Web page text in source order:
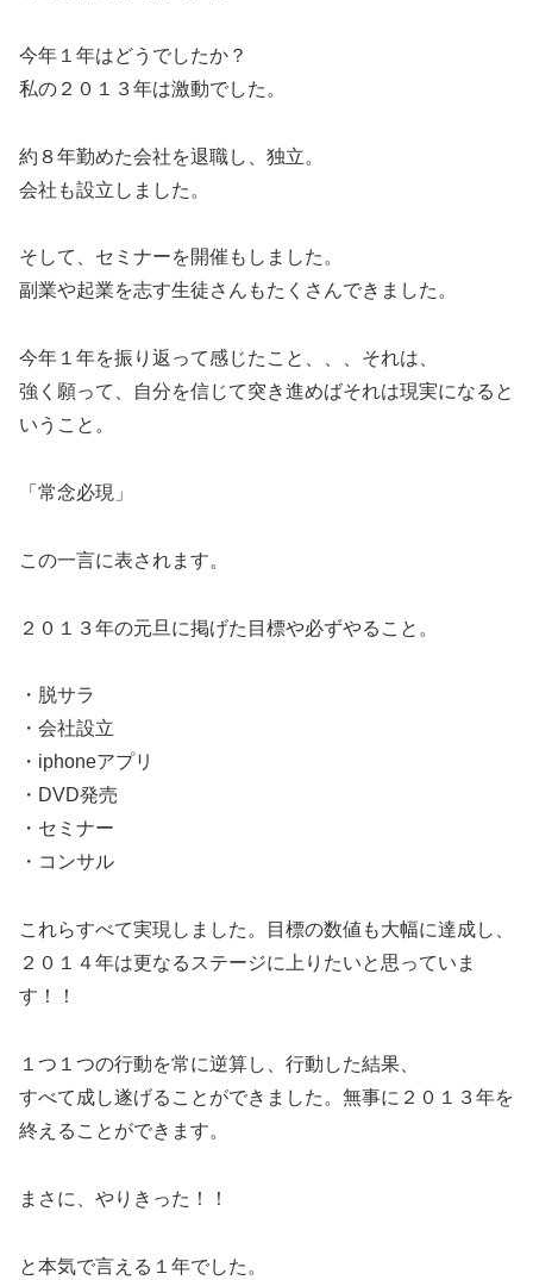
今年１年はどうでしたか？
私の２０１３年は激動でした。
約８年勤めた会社を退職し、独立。
会社も設立しました。
そして、セミナーを開催もしました。
副業や起業を志す生徒さんもたくさんできました。
今年１年を振り返って感じたこと、、、それは、
強く願って、自分を信じて突き進めばそれは現実になると
いうこと。
「常念必現」
この一言に表されます。
２０１３年の元旦に掲げた目標や必ずやること。
・脱サラ
・会社設立
・iphoneアプリ
・DVD発売
・セミナー
・コンサル
これらすべて実現しました。目標の数値も大幅に達成し、
２０１４年は更なるステージに上りたいと思っていま
す！！
１つ１つの行動を常に逆算し、行動した結果、
すべて成し遂げることができました。無事に２０１３年を
終えることができます。
まさに、やりきった！！
と本気で言える１年でした。